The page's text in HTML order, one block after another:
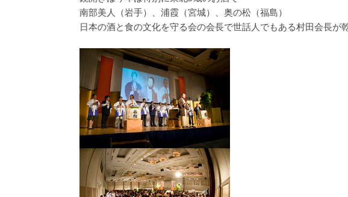
南部美人（岩手）、浦霞（宮城）、奥の松（福島）
日本の酒と食の文化を守る会の会長で世話人でもある村田会長が